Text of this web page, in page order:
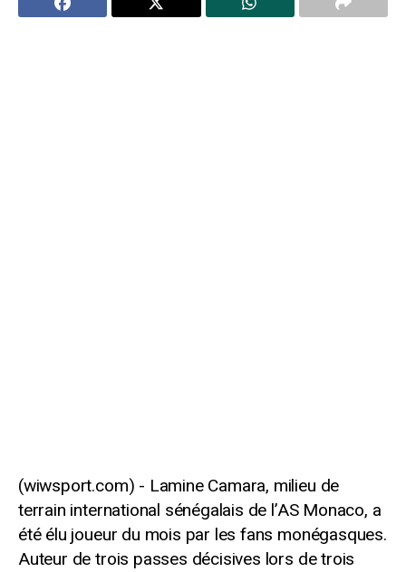
Lamine Camara, milieu de
terrain international sénégalais de l’AS Monaco, a
été élu joueur du mois par les fans monégasques.
Auteur de trois passes décisives lors de trois